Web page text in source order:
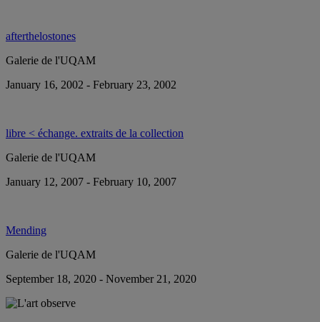
afterthelostones
Galerie de l'UQAM
January 16, 2002 - February 23, 2002
libre < échange. extraits de la collection
Galerie de l'UQAM
January 12, 2007 - February 10, 2007
Mending
Galerie de l'UQAM
September 18, 2020 - November 21, 2020